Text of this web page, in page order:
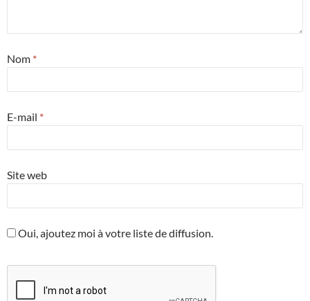
Nom *
E-mail *
Site web
Oui, ajoutez moi à votre liste de diffusion.